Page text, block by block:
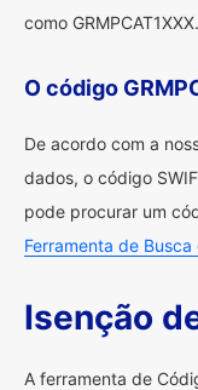
como GRMPCAT1XXX.
O código
De acordo com a
dados, o código
pode procurar um
Ferramenta de
Isenção
A ferramenta de